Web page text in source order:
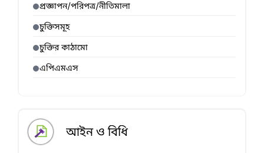
প্রজ্ঞাপন/পরিপত্র/নীতিমালা
চুক্তিসমূহ
চুক্তির কাঠামো
এপিএমএস
আইন ও বিধি